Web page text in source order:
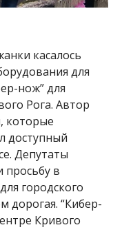
касалось
для
нож” для
Рога. Автор
которые
доступный
Депутаты
просьбу в
городского
дорогая. “Кибер-
Кривого